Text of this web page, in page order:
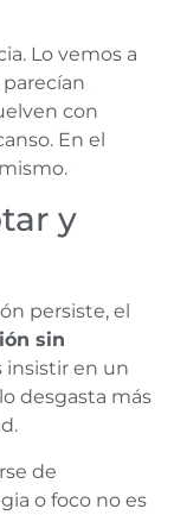
Lo vemos a
con
En el
y
persiste, el
sin
insistir en un
desgasta más
de
o foco no es